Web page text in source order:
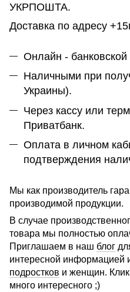
УКРПОШТА.
Доставка по адресу
Онлайн -
Наличными при
Украины).
Через кассу или
Приватбанк.
Оплата в личном
подтверждения
Мы как производитель
производимой продукции.
В случае
товара мы полностью
Приглашаем в наш блог
интересной информацией
подростков и женщин.
много интересного ;)